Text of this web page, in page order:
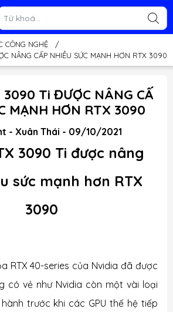
CÔNG NGHỆ
/
NÂNG CẤP NHIỀU SỨC MẠNH HƠN RTX 3090
Ti ĐƯỢC NÂNG CẤ
MẠNH HƠN RTX 3090
- Xuân Thái - 09/10/2021
3090 Ti được nâng
sức mạnh hơn RTX
3090
RTX 40-series của Nvidia đã được
có vẻ như Nvidia còn một vài loại
trước khi các GPU thế hệ tiếp